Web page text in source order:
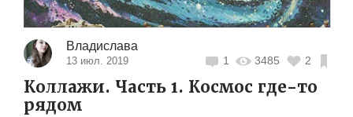
Владислава
13 июл. 2019 1 3485 2
Коллажи. Часть 1. Космос где-то
рядом